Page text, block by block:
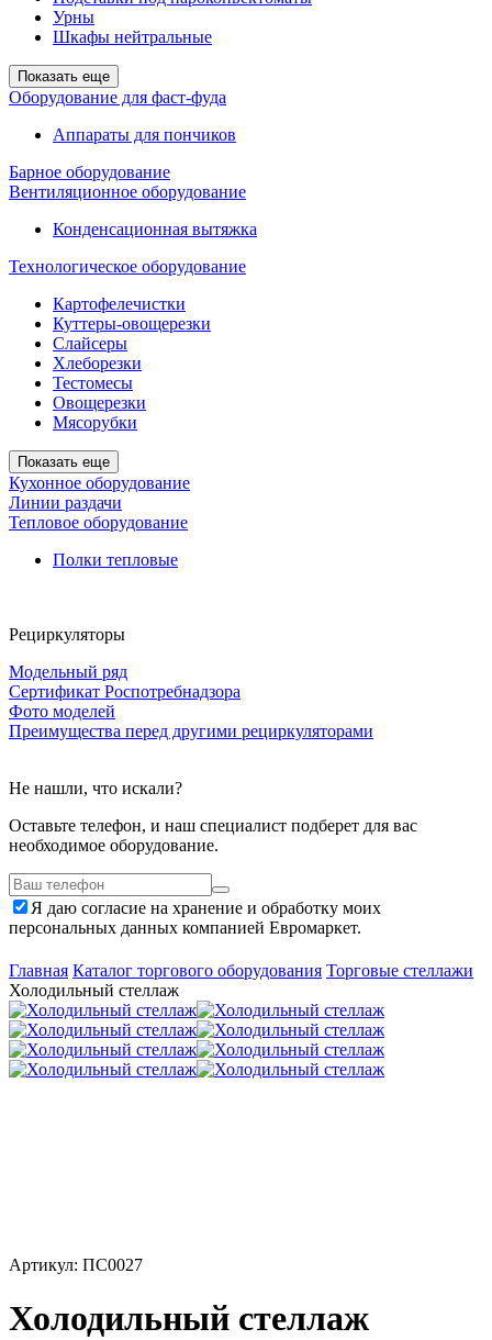
Урны
Шкафы нейтральные
Показать еще
Оборудование для фаст-фуда
Аппараты для пончиков
Барное оборудование
Вентиляционное оборудование
Конденсационная вытяжка
Технологическое оборудование
Картофелечистки
Куттеры-овощерезки
Слайсеры
Хлеборезки
Тестомесы
Овощерезки
Мясорубки
Показать еще
Кухонное оборудование
Линии раздачи
Тепловое оборудование
Полки тепловые
Рециркуляторы
Модельный ряд
Сертификат Роспотребнадзора
Фото моделей
Преимущества перед другими рециркуляторами
Не нашли, что искали?
Оставьте телефон, и наш специалист подберет для вас
необходимое оборудование.
Я даю согласие на хранение и обработку моих
персональных данных компанией Евромаркет.
Главная Каталог торгового оборудования Торговые стеллажи
Холодильный стеллаж
Артикул: ПС0027
Холодильный стеллаж